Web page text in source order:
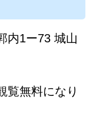
内1ー73 城山
覧無料になり